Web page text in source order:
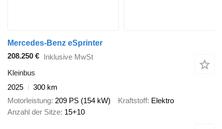
Mercedes-Benz eSprinter
208.250 € Inklusive MwSt
Kleinbus
2025
300 km
Motorleistung 209 PS (154 kW) Kraftstoff Elektro
Anzahl der Sitze 15+10